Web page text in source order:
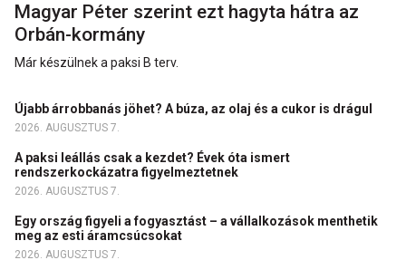
Magyar Péter szerint ezt hagyta hátra az
Orbán-kormány
Már készülnek a paksi B terv.
Újabb árrobbanás jöhet? A búza, az olaj és a cukor is drágul
2026. AUGUSZTUS 7.
A paksi leállás csak a kezdet? Évek óta ismert
rendszerkockázatra figyelmeztetnek
2026. AUGUSZTUS 7.
Egy ország figyeli a fogyasztást – a vállalkozások menthetik
meg az esti áramcsúcsokat
2026. AUGUSZTUS 7.